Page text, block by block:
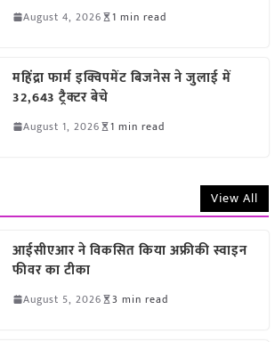
August 4, 2026 1 min read
महिंद्रा फार्म इक्विपमेंट बिजनेस ने जुलाई में
32,643 ट्रैक्टर बेचे
August 1, 2026 1 min read
View All
आईसीएआर ने विकसित किया अफ्रीकी स्वाइन
फीवर का टीका
August 5, 2026 3 min read